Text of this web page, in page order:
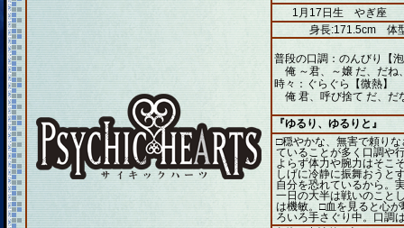
1月17日生 やぎ座
身長:171.5cm 体
普段の口調：のんびり【
俺 ～君、～嬢 だ、だね
時々：ぐらぐら【微熱】
俺 君、呼び捨て だ、だ
『ゆるり、ゆるりと』
□穏やかな、無害で頼り
ていることが多く口調や
よらず体力や腕力はそこ
しげに冷静に振舞おうと
自分を恐れているから。
一日の大半は戦いのこと
は機敏。□血を見ると心
ろいろ手さぐり中。口調